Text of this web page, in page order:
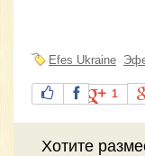
Efes Ukraine
1
Хотите